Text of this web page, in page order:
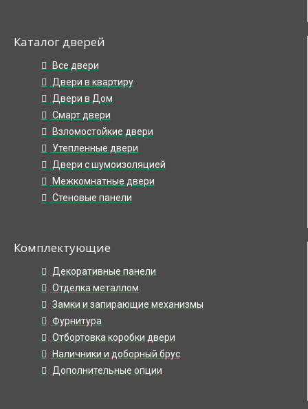
Каталог дверей
Все двери
Двери в квартиру
Двери в Дом
Смарт двери
Взломостойкие двери
Утепленные двери
Двери с шумоизоляцией
Межкомнатные двери
Стеновые панели
Комплектующие
Декоративные панели
Отделка металлом
Замки и запирающие механизмы
Фурнитура
Отбортовка коробки двери
Наличники и доборный брус
Дополнительные опции